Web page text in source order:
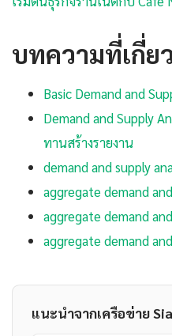
บทความที่เกี่ย
Basic Demand and
Demand and Supply
ทานสร้างรายงาน
demand and supply
aggregate demand
aggregate demand
aggregate demand
แนะนำจากเครือข่าย